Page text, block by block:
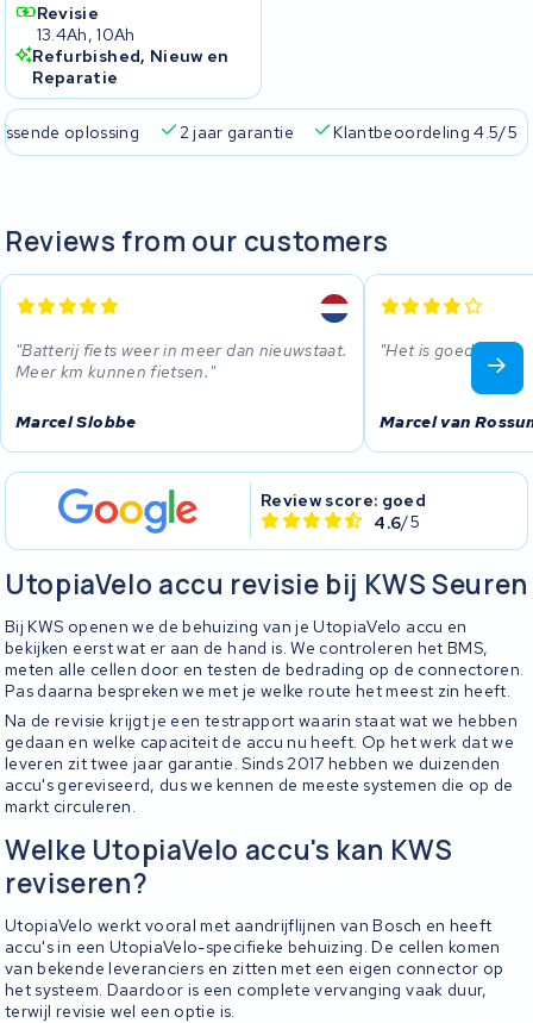
Revisie
13.4Ah, 10Ah
Refurbished, Nieuw en
Reparatie
oplossing 2 jaar garantie Klantbeoordeling 4.5/5
Reviews from our customers
Batterij fiets weer in meer dan nieuwstaat.
Meer km kunnen fietsen.
Marcel Slobbe
Het is goed.
Marcel van
Review score: goed
4.6/5
UtopiaVelo accu revisie bij KWS Seuren
Bij KWS openen we de behuizing van je UtopiaVelo accu en
bekijken eerst wat er aan de hand is. We controleren het BMS,
meten alle cellen door en testen de bedrading op de connectoren.
Pas daarna bespreken we met je welke route het meest zin heeft.
Na de revisie krijgt je een testrapport waarin staat wat we hebben
gedaan en welke capaciteit de accu nu heeft. Op het werk dat we
leveren zit twee jaar garantie. Sinds 2017 hebben we duizenden
accu's gereviseerd, dus we kennen de meeste systemen die op de
markt circuleren.
Welke UtopiaVelo accu's kan KWS
reviseren?
UtopiaVelo werkt vooral met aandrijflijnen van Bosch en heeft
accu's in een UtopiaVelo-specifieke behuizing. De cellen komen
van bekende leveranciers en zitten met een eigen connector op
het systeem. Daardoor is een complete vervanging vaak duur,
terwijl revisie wel een optie is.